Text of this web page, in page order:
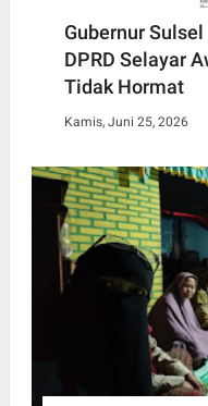
Gubernur
DPRD Selayar
Tidak Hormat
Kamis, Juni 25, 2026